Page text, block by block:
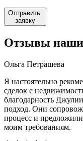
Отправить
заявку
Отзывы
Ольга Петрашева
Я настоятельно
сделок с
благодарность
подход. Они
процесс и
моим требованиям.